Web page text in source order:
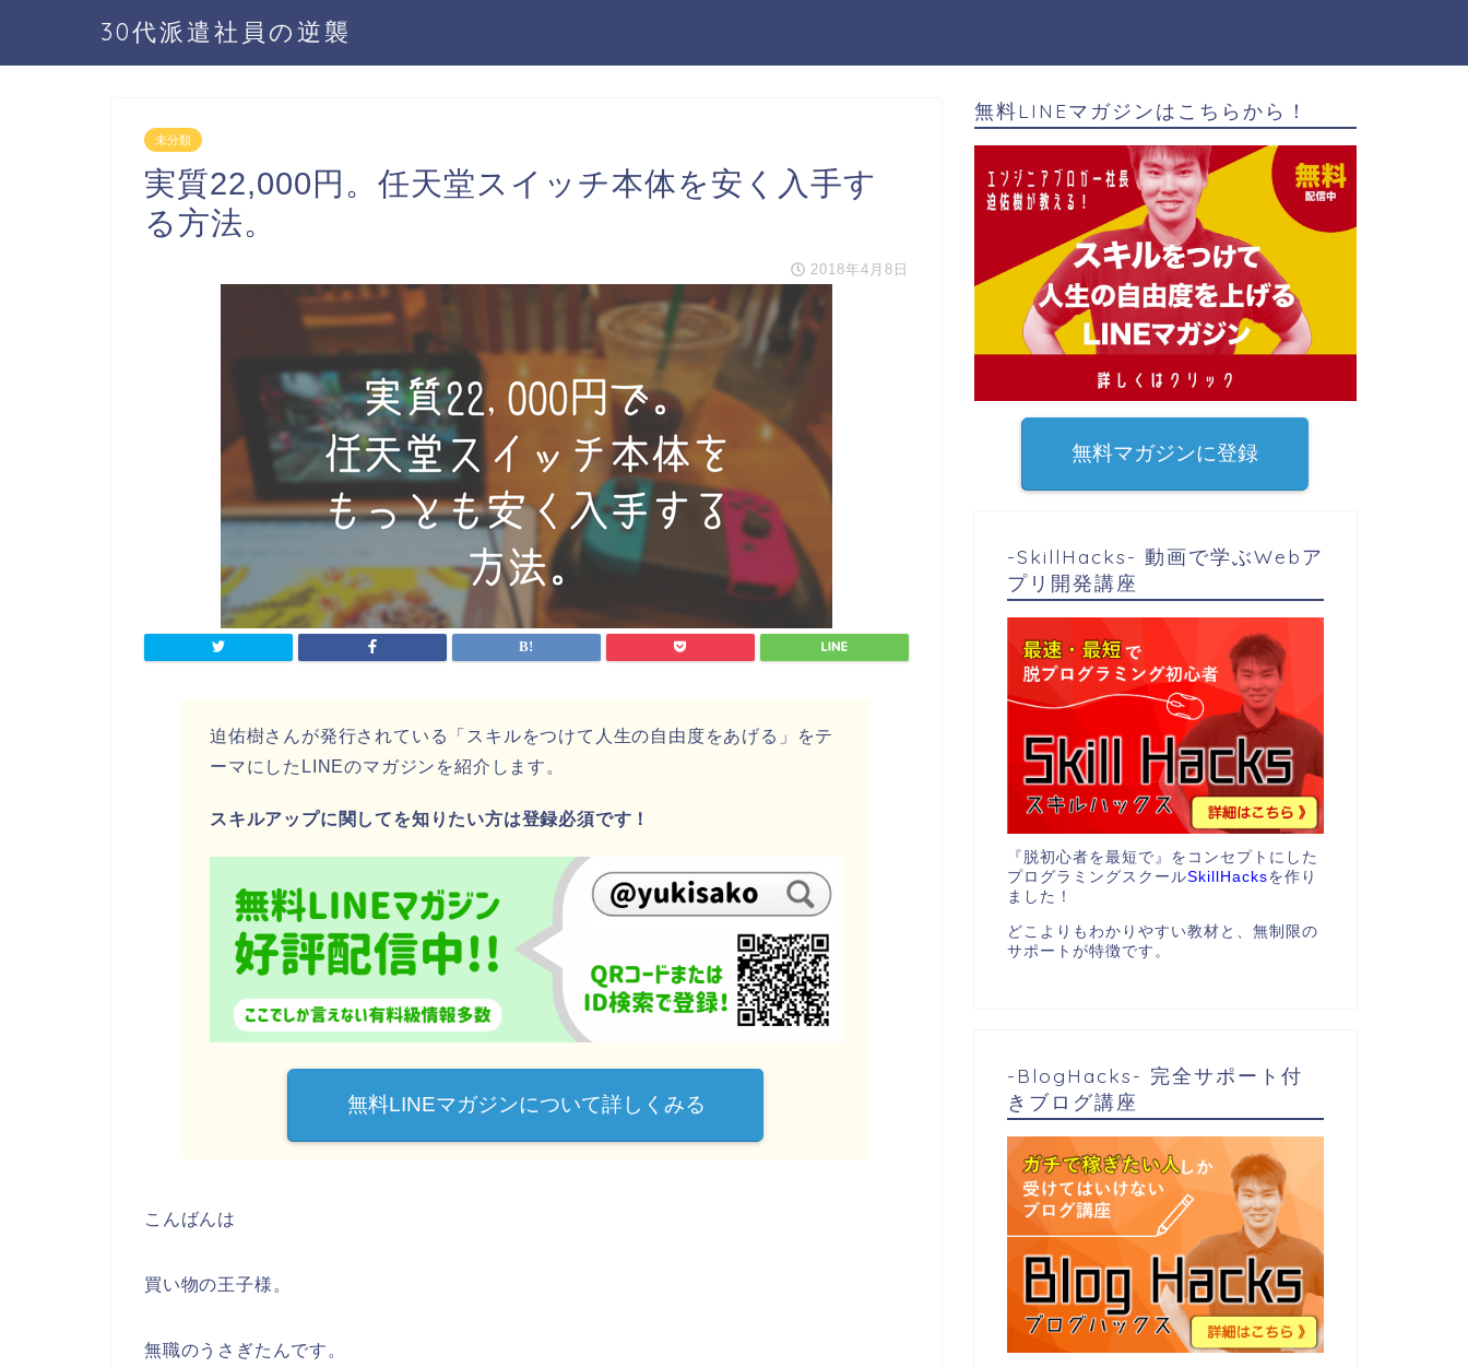
30代派遣社員の逆襲
未分類
実質22,000円。任天堂スイッチ本体を安く入手す
る方法。
2018年4月8日
迫佑樹さんが発行されている「スキルをつけて人生の自由度をあげる」をテ
ーマにしたLINEのマガジンを紹介します。
スキルアップに関してを知りたい方は登録必須です！
無料LINEマガジンについて詳しくみる
こんばんは
買い物の王子様。
無職のうさぎたんです。
無料LINEマガジンはこちらから！
無料マガジンに登録
-SkillHacks- 動画で学ぶWebア
プリ開発講座
『脱初心者を最短で』をコンセプトにした
プログラミングスクールSkillHacksを作り
ました！
どこよりもわかりやすい教材と、無制限の
サポートが特徴です。
-BlogHacks- 完全サポート付
きブログ講座